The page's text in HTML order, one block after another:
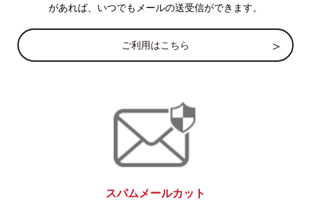
があれば、いつでもメールの送受信ができます。
ご利用はこちら
スパムメールカット